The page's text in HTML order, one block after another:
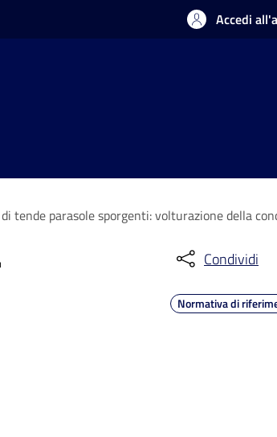
Accedi
tende parasole sporgenti: volturazione della
Condividi
Normativa di